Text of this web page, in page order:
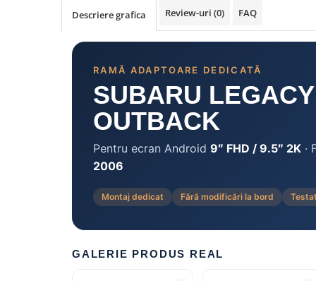
Rame adaptoare Citroen
Rame adaptoare Daihatsu
Rame adaptoare Mazda
Rame adaptoare Kia
Rame adaptoare Nissan
Rame adaptoare Fiat
Rame adaptoare Chevrolet
Descriere grafica Review-uri (0) FAQ
RAMĂ ADAPTOARE DEDICATĂ
SUBARU
OUTBACK
Pentru ecran Android 9″ FHD / 9.5″ 2K ·
2006
Montaj dedicat Fără modificări la bord
GALERIE PRODUS REAL